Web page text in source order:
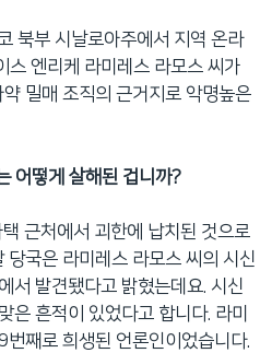
북부 시날로아주에서 지역 온라
스 엔리케 라미레스 라모스 씨가
밀매 조직의 근거지로 악명높은
어떻게 살해된 겁니까?
근처에서 괴한에 납치된 것으로
당국은 라미레스 라모스 씨의 시신
서 발견됐다고 밝혔는데요. 시신
은 흔적이 있었다고 합니다. 라미
째로 희생된 언론인이었습니다.